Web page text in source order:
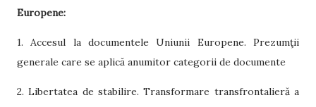
Europene:
1. Accesul la documentele Uniunii Europene. Prezumţii
generale care se aplică anumitor categorii de documente
2. Libertatea de stabilire. Transformare transfrontalieră a